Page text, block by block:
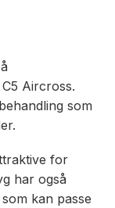
Aircross.
som
for
har også
kan passe